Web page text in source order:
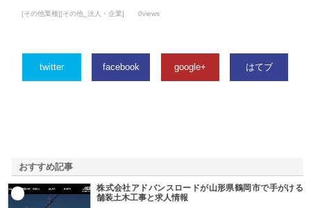
[その他業種][その他_法人・企業] 0views
twitter facebook google+ はてブ
おすすめ記事
株式会社アドバンスロードが山形県鶴岡市で手がける
舗装土木工事と求人情報